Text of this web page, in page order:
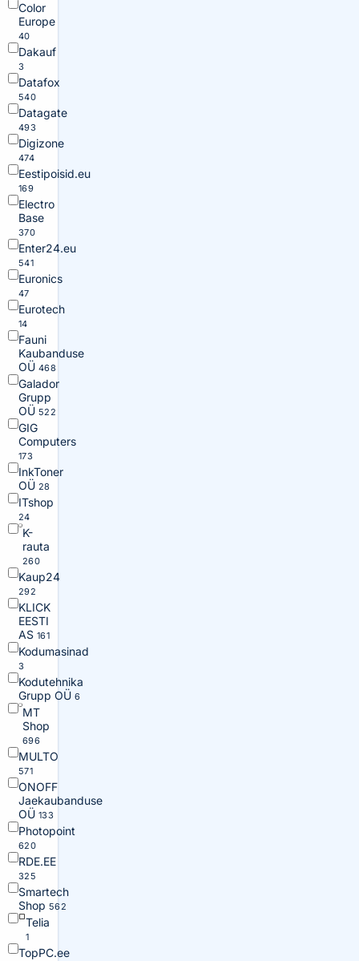
Color
Europe
40
Dakauf
3
Datafox
540
Datagate
493
Digizone
474
Eestipoisid.eu
169
Electro
Base
370
Enter24.eu
541
Euronics
47
Eurotech
14
Fauni
Kaubanduse
OÜ 468
Galador
Grupp
OÜ 522
GIG
Computers
173
InkToner
OÜ 28
ITshop
24
K-
rauta
260
Kaup24
292
KLICK
EESTI
AS 161
Kodumasinad
3
Kodutehnika
Grupp OÜ 6
MT
Shop
696
MULTO
571
ONOFF
Jaekaubanduse
OÜ 133
Photopoint
620
RDE.EE
325
Smartech
Shop 562
Telia
1
TopPC.ee